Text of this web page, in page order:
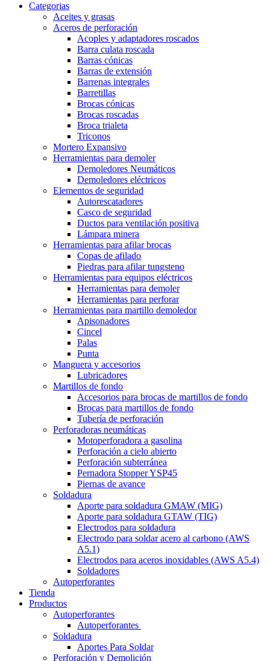
Categorias
Aceites y grasas
Aceros de perforación
Acoples y adaptadores roscados
Barra culata roscada
Barras cónicas
Barras de extensión
Barrenas integrales
Barretillas
Brocas cónicas
Brocas roscadas
Broca trialeta
Triconos
Mortero Expansivo
Herramientas para demoler
Demoledores Neumáticos
Demoledores eléctricos
Elementos de seguridad
Autorescatadores
Casco de seguridad
Ductos para ventilación positiva
Lámpara minera
Herramientas para afilar brocas
Copas de afilado
Piedras para afilar tungsteno
Herramientas para equipos eléctricos
Herramientas para demoler
Herramientas para perforar
Herramientas para martillo demoledor
Apisonadores
Cincel
Palas
Punta
Manguera y accesorios
Lubricadores
Martillos de fondo
Accesorios para brocas de martillos de fondo
Brocas para martillos de fondo
Tubería de perforación
Perforadoras neumáticas
Motoperforadora a gasolina
Perforación a cielo abierto
Perforación subterránea
Pernadora Stopper YSP45
Piernas de avance
Soldadura
Aporte para soldadura GMAW (MIG)
Aporte para soldadura GTAW (TIG)
Electrodos para soldadura
Electrodo para soldar acero al carbono (AWS
A5.1)
Electrodos para aceros inoxidables (AWS A5.4)
Soldadores
Autoperforantes
Tienda
Productos
Autoperforantes
Autoperforantes
Soldadura
Aportes Para Soldar
Perforación y Demolición